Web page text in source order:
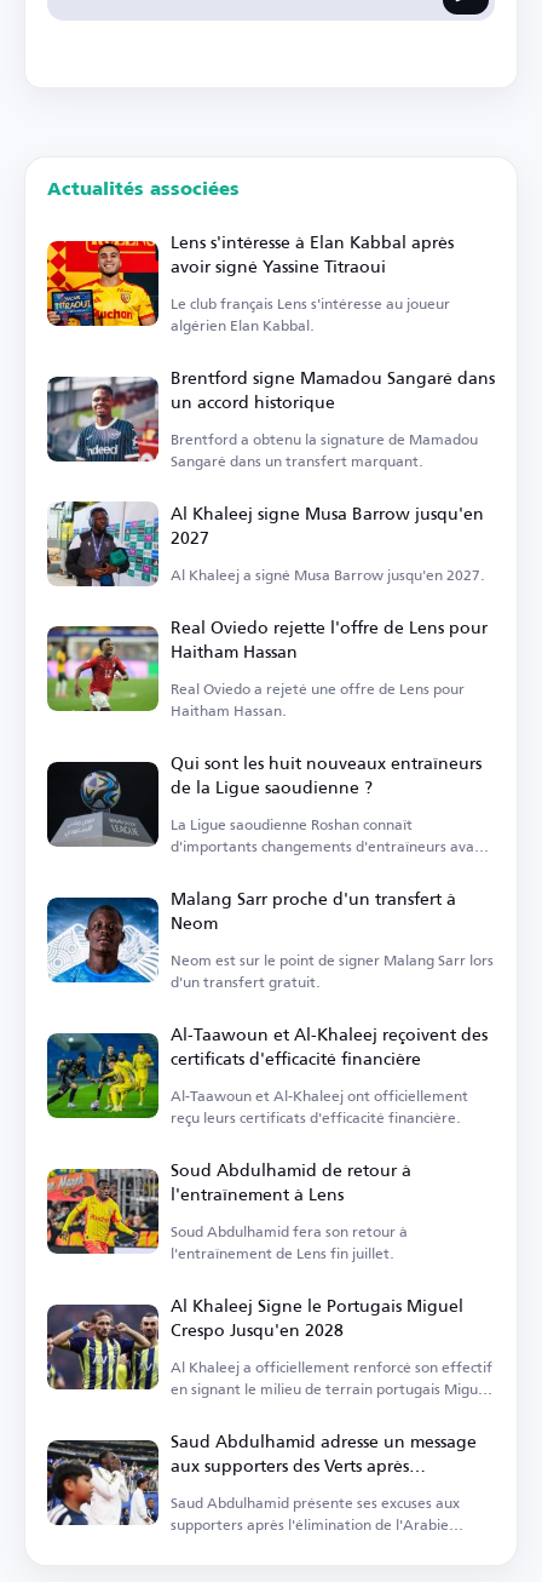
Actualités associées
Lens s'intéresse à Elan Kabbal après
avoir signé Yassine Titraoui
Le club français Lens s'intéresse au joueur
algérien Elan Kabbal.
Brentford signe Mamadou Sangaré dans
un accord historique
Brentford a obtenu la signature de Mamadou
Sangaré dans un transfert marquant.
Al Khaleej signe Musa Barrow jusqu'en
2027
Al Khaleej a signé Musa Barrow jusqu'en 2027.
Real Oviedo rejette l'offre de Lens pour
Haitham Hassan
Real Oviedo a rejeté une offre de Lens pour
Haitham Hassan.
Qui sont les huit nouveaux entraîneurs
de la Ligue saoudienne ?
La Ligue saoudienne Roshan connaît
d'importants changements d'entraîneurs avant
Malang Sarr proche d'un transfert à
Neom
Neom est sur le point de signer Malang Sarr lors
d'un transfert gratuit.
Al-Taawoun et Al-Khaleej reçoivent des
certificats d'efficacité financière
Al-Taawoun et Al-Khaleej ont officiellement
reçu leurs certificats d'efficacité financière.
Soud Abdulhamid de retour à
l'entraînement à Lens
Soud Abdulhamid fera son retour à
l'entraînement de Lens fin juillet.
Al Khaleej Signe le Portugais Miguel
Crespo Jusqu'en 2028
Al Khaleej a officiellement renforcé son effectif
en signant le milieu de terrain portugais Miguel
Saud Abdulhamid adresse un message
aux supporters des Verts après
l'élimination de la Coupe du Monde
Saud Abdulhamid présente ses excuses aux
supporters après l'élimination de l'Arabie